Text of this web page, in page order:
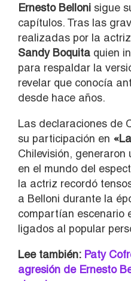
Ernesto Belloni sigue
capítulos. Tras las
realizadas por la
Sandy Boquita quien
para respaldar la
revelar que conocía
desde hace años.
Las declaraciones de
su participación en
Chilevisión,
en el mundo del
la actriz recordó
a Belloni durante la
compartían escenario
ligados al popular
Lee también: Paty
agresión de Ernesto